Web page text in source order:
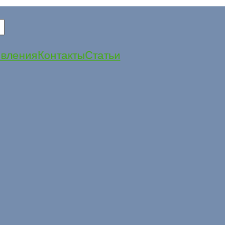
КонтактыСтатьи